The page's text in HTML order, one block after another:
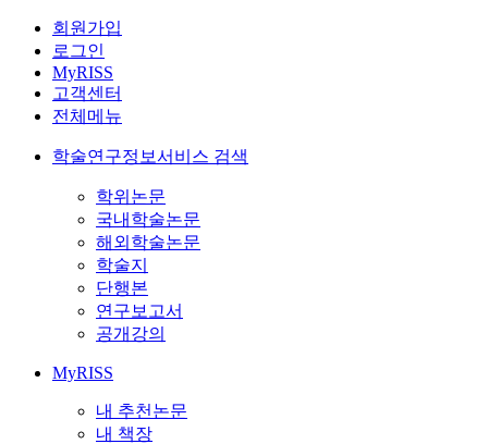
회원가입
로그인
MyRISS
고객센터
전체메뉴
학술연구정보서비스 검색
학위논문
국내학술논문
해외학술논문
학술지
단행본
연구보고서
공개강의
MyRISS
내 추천논문
내 책장